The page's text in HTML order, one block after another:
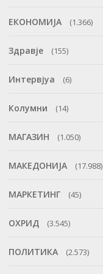
ЕКОНОМИЈА (1.366)
Здравје (155)
Интервјуа (6)
Колумни (14)
МАГАЗИН (1.050)
МАКЕДОНИЈА (17.988)
МАРКЕТИНГ (45)
ОХРИД (3.545)
ПОЛИТИКА (2.573)